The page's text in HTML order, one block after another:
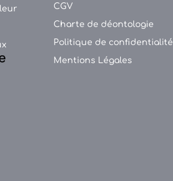
CGV
Charte de déontologie
Politique de confidentialité
Mentions Légales